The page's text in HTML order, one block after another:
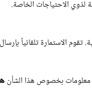
لذوي الاحتياجات الخاصة.
الاستمارة تلقائياً
معلومات بخصوص هذا الشأن